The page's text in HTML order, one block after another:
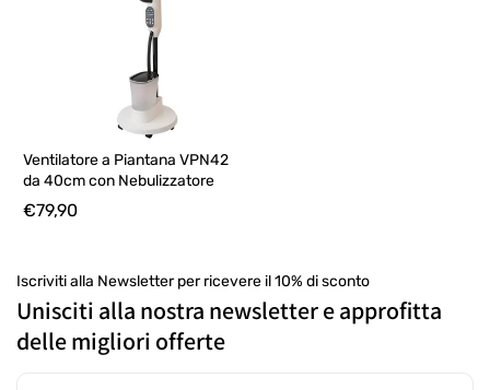
Ventilatore a Piantana VPN42
da 40cm con Nebulizzatore
€79,90
Iscriviti alla Newsletter per ricevere il 10% di sconto
Unisciti alla nostra newsletter e approfitta
delle migliori offerte